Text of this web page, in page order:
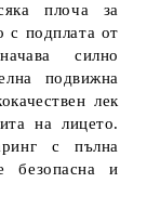
плоча за
с подплата от
силно
подвижна
лек
на лицето.
с пълна
безопасна и